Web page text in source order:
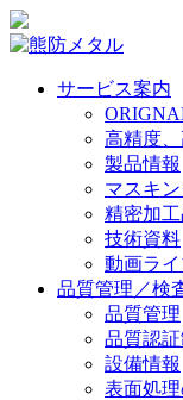
サービス案内
高精度
製品情報
マスキ
精密加工
技術資料
動画ラ
品質管理／検
品質管理
品質認
設備情報
表面処